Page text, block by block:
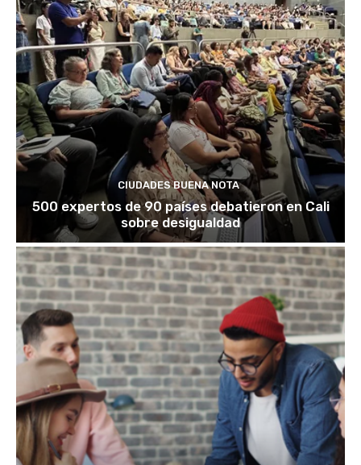
CIUDADES BUENA NOTA
500 expertos de 90 países debatieron en Cali
sobre desigualdad